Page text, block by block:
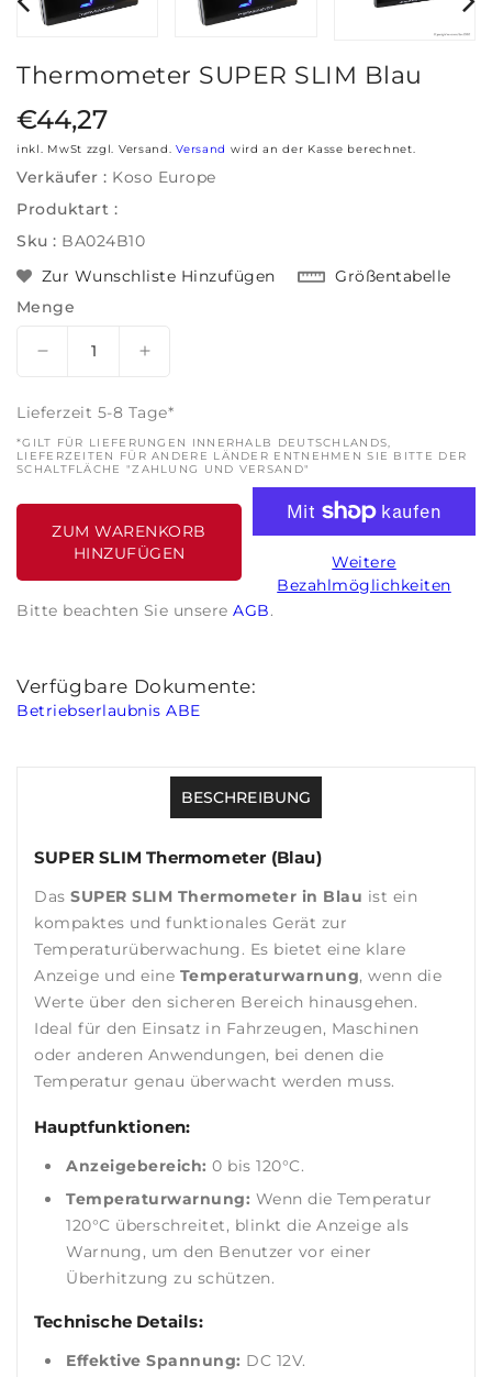
Thermometer SUPER SLIM Blau
Regulärer Preis
€44,27
inkl. MwSt zzgl. Versand.Versand wird an der Kasse berechnet.
Verkäufer : Koso Europe
Produktart :
Sku : BA024B10
Zur Wunschliste Hinzufügen
Größentabelle
Menge
I18n Error: Missing interpolation value
Menge für Thermometer SUPER SLIM
Lieferzeit 5-8 Tage*
*GILT FÜR LIEFERUNGEN INNERHALB DEUTSCHLANDS,
LIEFERZEITEN FÜR ANDERE LÄNDER ENTNEHMEN SIE BITTE DER
SCHALTFLÄCHE "ZAHLUNG UND VERSAND"
ZUM WARENKORB
HINZUFÜGEN
Weitere
Bezahlmöglichkeiten
Bitte beachten Sie unsere AGB.
Verfügbare Dokumente:
Betriebserlaubnis ABE
BESCHREIBUNG
SUPER SLIM Thermometer (Blau)
Das SUPER SLIM Thermometer in Blau ist ein
kompaktes und funktionales Gerät zur
Temperaturüberwachung. Es bietet eine klare
Anzeige und eine Temperaturwarnung, wenn die
Werte über den sicheren Bereich hinausgehen.
Ideal für den Einsatz in Fahrzeugen, Maschinen
oder anderen Anwendungen, bei denen die
Temperatur genau überwacht werden muss.
Hauptfunktionen:
Anzeigebereich: 0 bis 120°C.
Temperaturwarnung: Wenn die Temperatur
120°C überschreitet, blinkt die Anzeige als
Warnung, um den Benutzer vor einer
Überhitzung zu schützen.
Technische Details:
Effektive Spannung: DC 12V.